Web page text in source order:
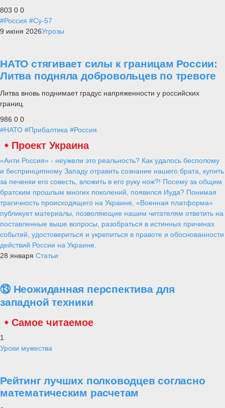
803 0 0
#Россия #Су-57
9 июня 2026Угрозы
НАТО стягивает силы к границам России:
Литва подняла добровольцев по тревоге
Литва вновь поднимает градус напряженности у российских
границ.
986 0 0
#НАТО #Прибалтика #Россия
Военным железнодорожникам в
Хакасии поступает новая техника
RedV
11 апреля 2021
901
0
Железнодорожное соединение Центрального военного округа,
дислоцированное в Хакасии, получит в 2021 году по
гособоронзаказу около 10 единиц железнодорожной, инженерной и
В течение года в соединение поступят универсальные сваебойные
аппараты УСА-2М, тракторный тягач-дозировщик, кран
железнодорожный КЖ 25 т, автомобильные краны, а также
России.
Военнослужащие бригады принимали участие в оказании помощи
в ликвидации последствий наводнения в Иркутской области,
Справочно: железнодорожное соединение было сформировано 6
июля 1932 года. 22 июня 1941 года с началом Великой